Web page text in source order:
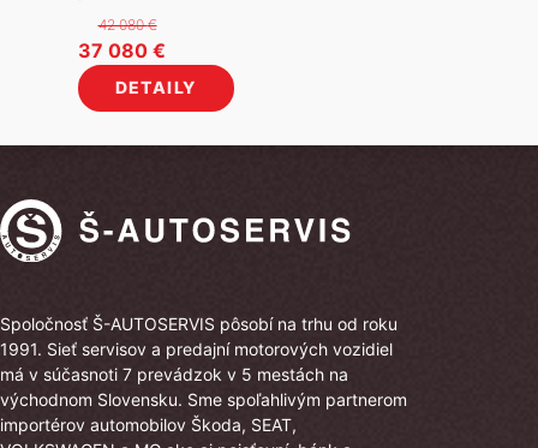
42 080€
Pôvodná
cena
bola:
37 080 €Aktuálna
cena
je:
DETAILY
Spoločnosť Š-AUTOSERVIS pôsobí na trhu od roku
1991. Sieť servisov a predajní motorových vozidiel
má v súčasnoti 7 prevádzok v 5 mestách na
východnom Slovensku. Sme spoľahlivým partnerom
importérov automobilov Škoda, SEAT,